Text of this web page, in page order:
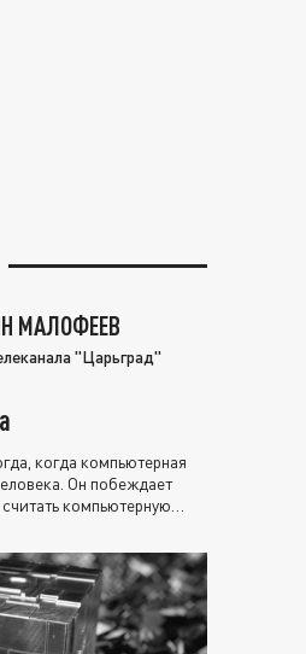
МАЛОФЕЕВ
"Царьград"
когда компьютерная
Он побеждает
компьютерную